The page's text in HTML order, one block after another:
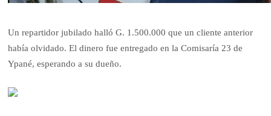
Un repartidor jubilado halló G. 1.500.000 que un cliente anterior
había olvidado. El dinero fue entregado en la Comisaría 23 de
Ypané, esperando a su dueño.